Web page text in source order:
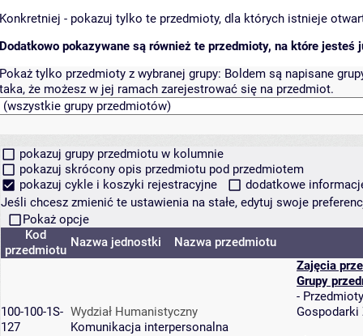
Konkretniej - pokazuj tylko te przedmioty, dla których istnieje
Dodatkowo pokazywane są również te przedmioty, na które jesteś
Pokaż tylko przedmioty z wybranej grupy: Boldem są napisane
taka, że możesz w jej ramach zarejestrować się na przedmiot.
pokazuj grupy przedmiotu w kolumnie
pokazuj skrócony opis przedmiotu pod przedmiotem
pokazuj cykle i koszyki rejestracyjne
dodatkowe
Jeśli chcesz zmienić te ustawienia na stałe, edytuj swoje
Pokaż opcje
Kod
przedmiotu
Nazwa jednostki Nazwa przedmiotu
100-100-1S-
127
Wydział Humanistyczny
Komunikacja interpersonalna
Zajęcia
Grupy
-
Gospodarki